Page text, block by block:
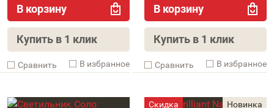
В корзину
Купить в 1 клик
Cравнить В избранное
В корзину
Купить в 1 клик
Cравнить В избранное